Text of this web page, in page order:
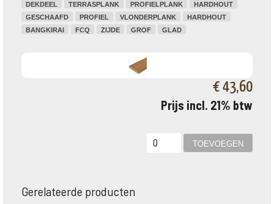
DEKDEEL TERRASPLANK PROFIELPLANK
HARDHOUT
GESCHAAFD
PROFIEL VLONDERPLANK
HARDHOUT
BANGKIRAI
FCQ ZIJDE GROF GLAD
€ 43,60
Prijs incl. 21% btw
Gerelateerde producten